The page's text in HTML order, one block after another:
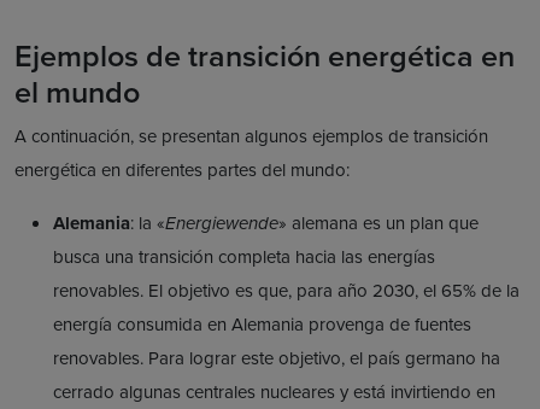
Ejemplos de transición energética en
el mundo
A continuación, se presentan algunos ejemplos de transición
energética en diferentes partes del mundo:
Alemania: la «Energiewende» alemana es un plan que
busca una transición completa hacia las energías
renovables. El objetivo es que, para año 2030, el 65% de la
energía consumida en Alemania provenga de fuentes
renovables. Para lograr este objetivo, el país germano ha
cerrado algunas centrales nucleares y está invirtiendo en